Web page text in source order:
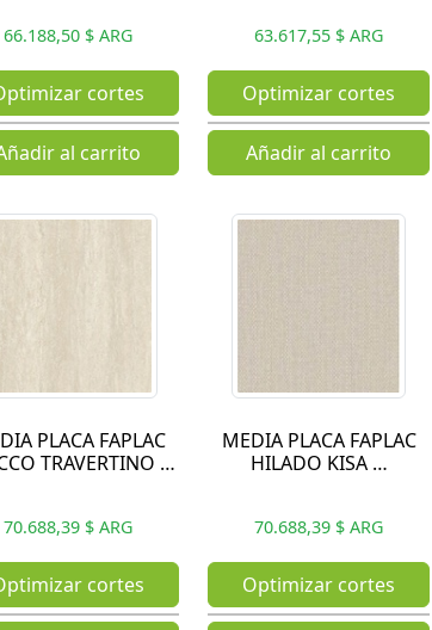
66.188,50 $ ARG
cortes
al carrito
63.617,55 $ ARG
Optimizar cortes
Añadir al carrito
PLACA FAPLAC
TRAVERTINO …
70.688,39 $ ARG
cortes
MEDIA PLACA FAPLAC
HILADO KISA …
70.688,39 $ ARG
Optimizar cortes